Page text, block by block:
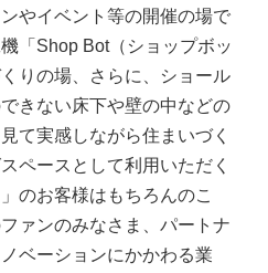
やイベント等の開催の場で
「Shop Bot（ショップボッ
りの場、さらに、ショール
きない床下や壁の中などの
て実感しながら住まいづく
ペースとして利用いただく
のお客様はもちろんのこ
ァンのみなさま、パートナ
ベーションにかかわる業